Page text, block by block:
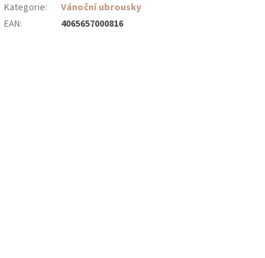
Kategorie:
Vánoční ubrousky
EAN: 4065657000816